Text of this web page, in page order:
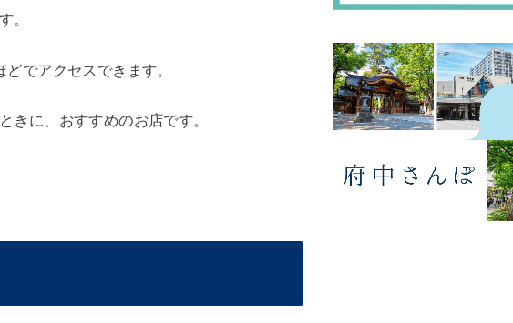
。
でアクセスできます。
きに、おすすめのお店です。